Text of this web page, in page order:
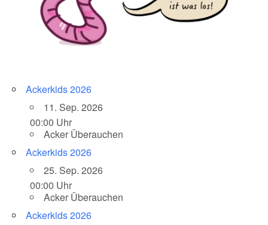
Ackerkids 2026
11. Sep. 2026
00:00 Uhr
Acker Überauchen
Ackerkids 2026
25. Sep. 2026
00:00 Uhr
Acker Überauchen
Ackerkids 2026